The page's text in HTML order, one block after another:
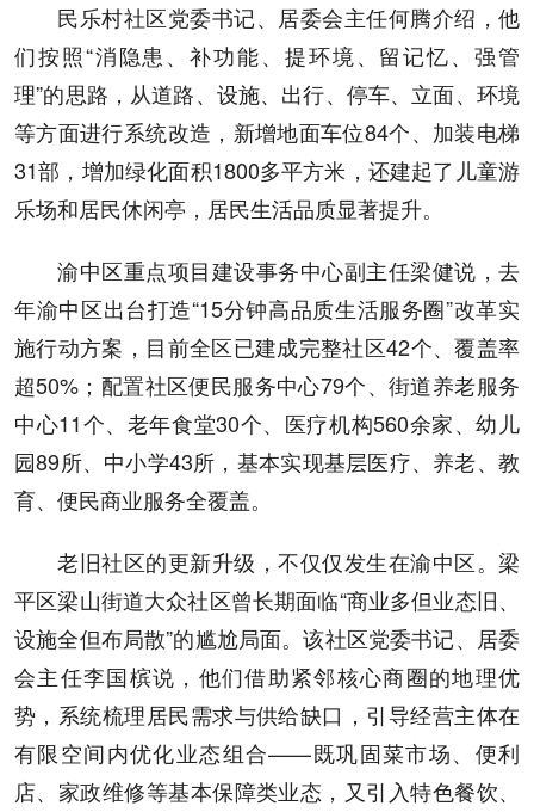
民乐村社区党委书记、居委会主任何腾介绍，他
们按照“消隐患、补功能、提环境、留记忆、强管
理”的思路，从道路、设施、出行、停车、立面、环境
等方面进行系统改造，新增地面车位84个、加装电梯
31部，增加绿化面积1800多平方米，还建起了儿童游
乐场和居民休闲亭，居民生活品质显著提升。
渝中区重点项目建设事务中心副主任梁健说，去
年渝中区出台打造“15分钟高品质生活服务圈”改革实
施行动方案，目前全区已建成完整社区42个、覆盖率
超50%；配置社区便民服务中心79个、街道养老服务
中心11个、老年食堂30个、医疗机构560余家、幼儿
园89所、中小学43所，基本实现基层医疗、养老、教
育、便民商业服务全覆盖。
老旧社区的更新升级，不仅仅发生在渝中区。梁
平区梁山街道大众社区曾长期面临“商业多但业态旧、
设施全但布局散”的尴尬局面。该社区党委书记、居委
会主任李国槟说，他们借助紧邻核心商圈的地理优
势，系统梳理居民需求与供给缺口，引导经营主体在
有限空间内优化业态组合——既巩固菜市场、便利
店、家政维修等基本保障类业态，又引入特色餐饮、